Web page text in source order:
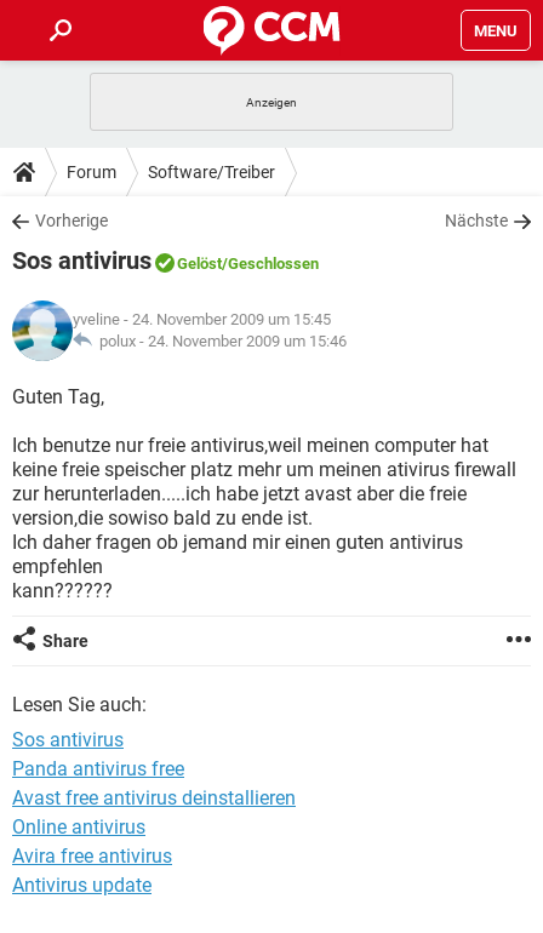
MENU
ANDROID IOS
WINDOWS 10
WHATSAPP TIKTOK
FACEBOOK
TIPPS & TRICKS
SPIELE
WHATSAPP TIKTOK
FACEBOOK
DOWNLOADS
SPIELE STREAMING
ANDROID
WINDOWS 10 INSTAGRAM
WHATSAPP
SPIELE STREAMING
ANDROID
WINDOWS 10
WHATSAPP TIKTOK
FACEBOOK HARDWARE
LEXIKON
SPIELE
WINDOWS 10 INSTAGRAM
WHATSAPP TIKTOK
FACEBOOK HARDWARE
Forum Software/Treiber
Vorherige Nächste
Sos antivirus Gelöst/Geschlossen
yveline - 24. November 2009 um 15:45
polux - 24. November 2009 um 15:46
Guten Tag,
Ich benutze nur freie antivirus,weil meinen computer hat
keine freie speischer platz mehr um meinen ativirus firewall
zur herunterladen.....ich habe jetzt avast aber die freie
version,die sowiso bald zu ende ist.
Ich daher fragen ob jemand mir einen guten antivirus
empfehlen
kann??????
Share
Lesen Sie auch:
Sos antivirus
Panda antivirus free
Avast free antivirus deinstallieren
Online antivirus
Avira free antivirus
Antivirus update